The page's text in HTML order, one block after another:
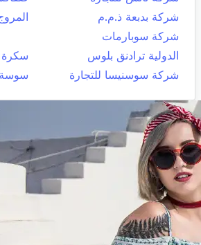
شركة بدبعة ذ.م.م
شركة سوبارمات
الدولية ترادنق بلوس
سكرة
شركة سوسنيسا للتجارة
سوسة